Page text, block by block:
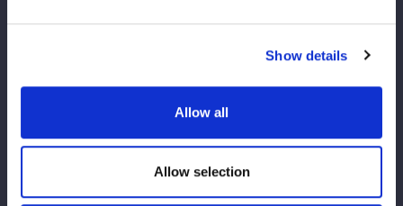
Show details
Allow all
Allow selection
Mukogo Peach
12 46秒